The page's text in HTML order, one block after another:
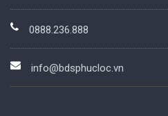
0888.236.888
info@bdsphucloc.vn